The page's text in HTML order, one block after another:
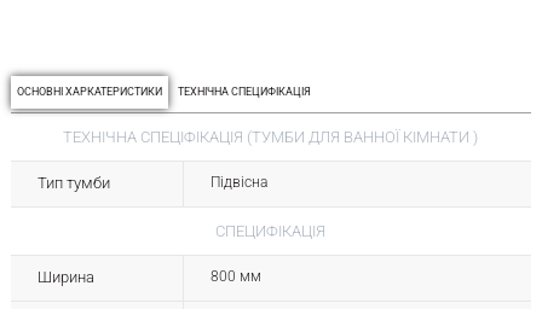
ОСНОВНІ ХАРКАТЕРИСТИКИ ТЕХНІЧНА СПЕЦИФІКАЦІЯ
ТЕХНІЧНА СПЕЦІФІКАЦІЯ (ТУМБИ ДЛЯ ВАННОЇ КІМНАТИ )
Тип тумби Підвісна
СПЕЦИФІКАЦІЯ
Ширина 800 мм